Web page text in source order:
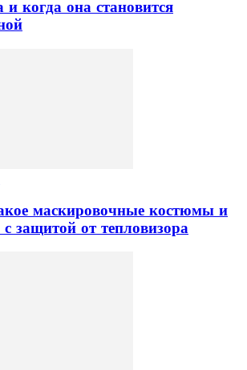
и когда она становится
маскировочные костюмы и
защитой от тепловизора